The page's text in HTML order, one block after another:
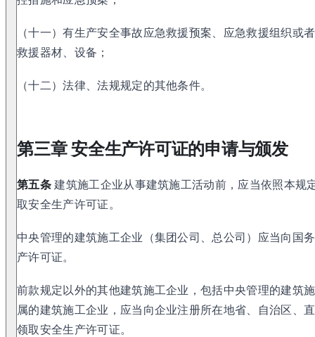
（十一）有生产安全事故应急救援预案、应急救援组织或
救援器材、设备；
（十二）法律、法规规定的其他条件。
第三章 安全生产许可证的申请与颁发
第五条建筑施工企业从事建筑施工活动前，应当依照本规
取安全生产许可证。
中央管理的建筑施工企业（集团公司、总公司）应当向国
产许可证。
前款规定以外的其他建筑施工企业，包括中央管理的建筑
属的建筑施工企业，应当向企业注册所在地省、自治区、
领取安全生产许可证。